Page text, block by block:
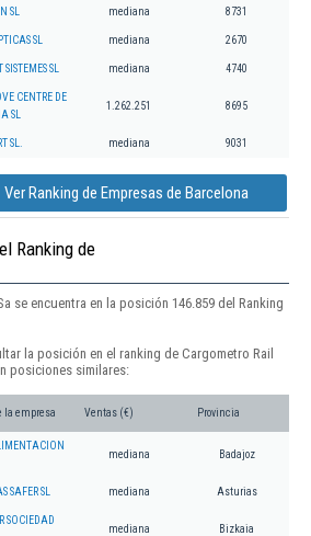
SL mediana 8731
SL mediana 2670
SL mediana 4740
CENTRE DE
SL
1.262.251 8695
SL. mediana 9031
Ver Ranking de Empresas de Barcelona
Ranking de
se encuentra en la posición 146.859 del Ranking
la posición en el ranking de Cargometro Rail
posiciones similares:
la empresa Ventas (€) Provincia
mediana Badajoz
SAFER SL mediana Asturias
SOCIEDAD
mediana Bizkaia